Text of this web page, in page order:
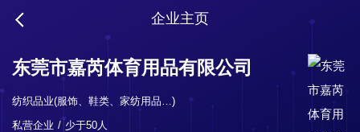
企业主页
东莞市嘉芮体育用品有限公司
纺织品业(服饰、鞋类、家纺用品…)
私营企业
少于50人